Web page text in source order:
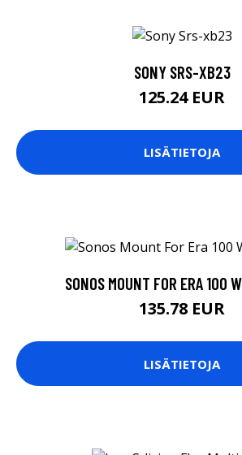
SONY SRS-XB23
125.24 EUR
LISÄTIETOJA
SONOS MOUNT FOR ERA 100
135.78 EUR
LISÄTIETOJA